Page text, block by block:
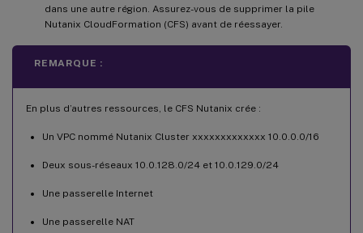
Microsoft.Network/virtualHubs/*
Microsoft.Network/routeTables/read
Microsoft.Network/routeTables/write
Microsoft.Network/routeTables/delete
Microsoft.Network/routeTables/join/action
Microsoft.Network/routeTables/routes/
Microsoft.CostManagement/
Microsoft.Network/virtualWans/delete
dans une autre région. Assurez-vous de supprimer la pile
Nutanix CloudFormation (CFS) avant de réessayer.
REMARQUE :
En plus d’autres ressources, le CFS Nutanix crée :
Un VPC nommé Nutanix Cluster xxxxxxxxxxxxx 10.0.0.0/16
Deux sous-réseaux 10.0.128.0/24 et 10.0.129.0/24
Une passerelle Internet
Une passerelle NAT